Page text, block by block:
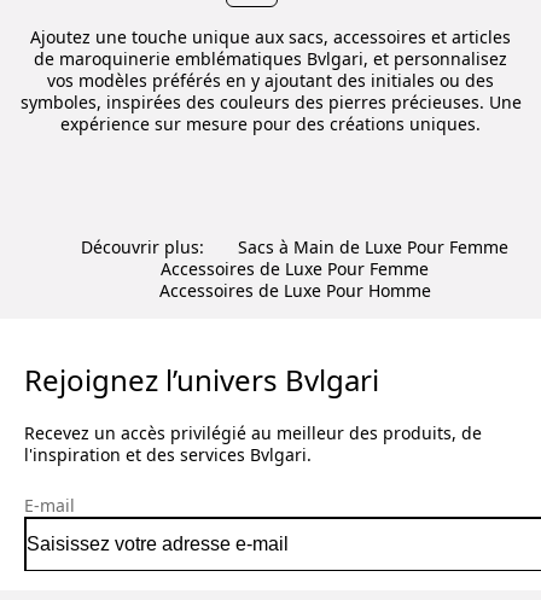
Ajoutez une touche unique aux sacs, accessoires et articles
de maroquinerie emblématiques Bvlgari, et personnalisez
vos modèles préférés en y ajoutant des initiales ou des
symboles, inspirées des couleurs des pierres précieuses. Une
expérience sur mesure pour des créations uniques.
Découvrir plus:
Sacs à Main de Luxe Pour Femme
Accessoires de Luxe Pour Femme
Accessoires de Luxe Pour Homme
Rejoignez l’univers Bvlgari
Recevez un accès privilégié au meilleur des produits, de
l'inspiration et des services Bvlgari.
E-mail